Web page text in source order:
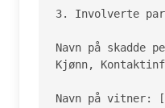
3. Involverte
Navn på skadde
Kjønn,
Navn på vitner: